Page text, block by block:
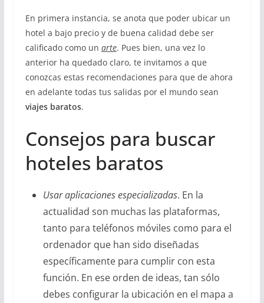
En primera instancia, se anota que poder ubicar un
hotel a bajo precio y de buena calidad debe ser
calificado como un arte. Pues bien, una vez lo
anterior ha quedado claro, te invitamos a que
conozcas estas recomendaciones para que de ahora
en adelante todas tus salidas por el mundo sean
viajes baratos.
Consejos para buscar
hoteles baratos
Usar aplicaciones especializadas. En la
actualidad son muchas las plataformas,
tanto para teléfonos móviles como para el
ordenador que han sido diseñadas
específicamente para cumplir con esta
función. En ese orden de ideas, tan sólo
debes configurar la ubicación en el mapa a